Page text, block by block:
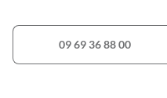
09 69 36 88 00